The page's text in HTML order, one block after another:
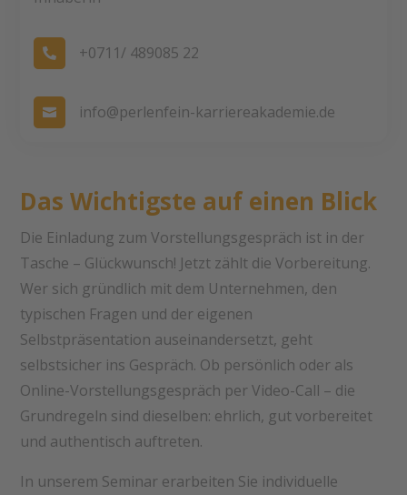
 +0711/ 489085 22
 info@perlenfein-karriereakademie.de
Das Wichtigste auf einen Blick
Die Einladung zum Vorstellungsgespräch ist in der
Tasche – Glückwunsch! Jetzt zählt die Vorbereitung.
Wer sich gründlich mit dem Unternehmen, den
typischen Fragen und der eigenen
Selbstpräsentation auseinandersetzt, geht
selbstsicher ins Gespräch. Ob persönlich oder als
Online-Vorstellungsgespräch per Video-Call – die
Grundregeln sind dieselben: ehrlich, gut vorbereitet
und authentisch auftreten.
In unserem Seminar erarbeiten Sie individuelle